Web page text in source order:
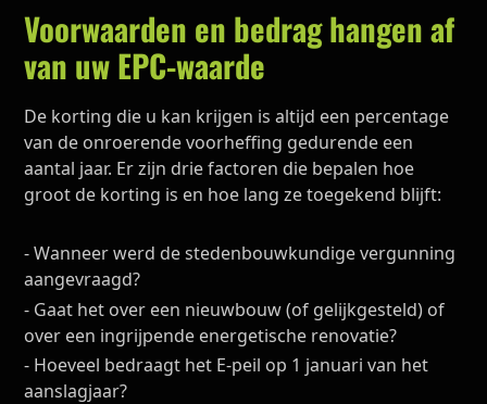
Voorwaarden en bedrag hangen af
van uw EPC-waarde
De korting die u kan krijgen is altijd een percentage
van de onroerende voorheffing gedurende een
aantal jaar. Er zijn drie factoren die bepalen hoe
groot de korting is en hoe lang ze toegekend blijft:
- Wanneer werd de stedenbouwkundige vergunning
aangevraagd?
- Gaat het over een nieuwbouw (of gelijkgesteld) of
over een ingrijpende energetische renovatie?
- Hoeveel bedraagt het E-peil op 1 januari van het
aanslagjaar?